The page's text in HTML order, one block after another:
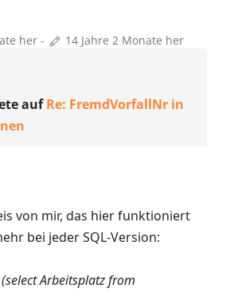
her -
14 Jahre 2 Monate her
aufRe: FremdVorfallNr in
von mir, das hier funktioniert
bei jeder SQL-Version:
(select Arbeitsplatz from